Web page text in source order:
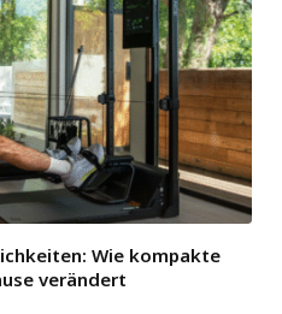
Wie kompakte
verändert